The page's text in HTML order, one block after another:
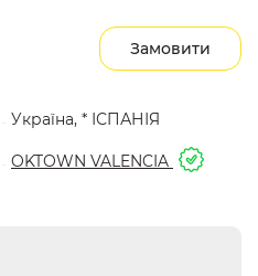
Замовити
Україна, * ІСПАНІЯ
OKTOWN VALENCIA